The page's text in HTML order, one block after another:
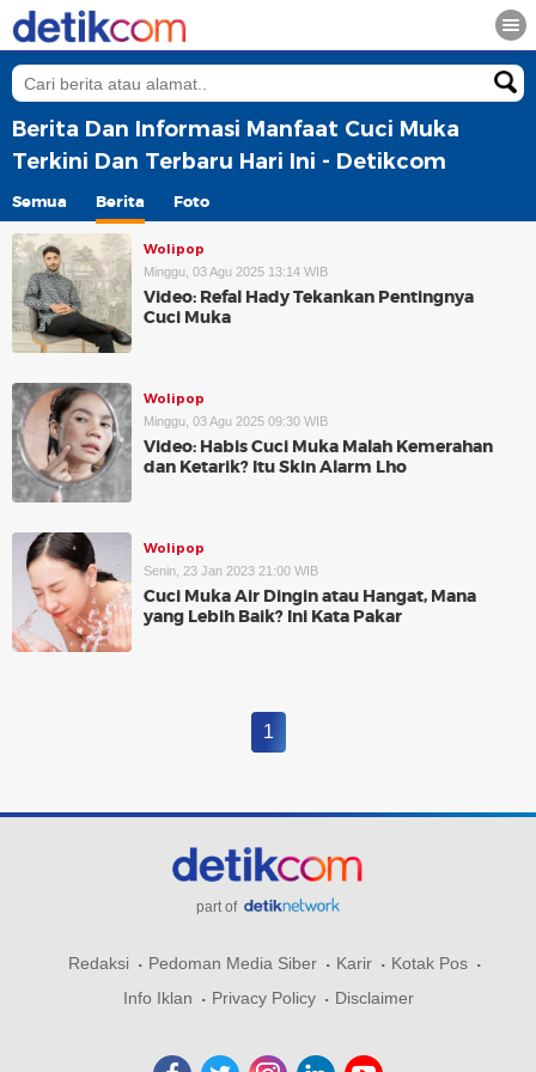
Berita Dan Informasi Manfaat Cuci Muka
Terkini Dan Terbaru Hari Ini - Detikcom
Semua Berita Foto
Wolipop
Minggu, 03 Agu 2025 13:14 WIB
Video: Refal Hady Tekankan Pentingnya
Cuci Muka
Wolipop
Minggu, 03 Agu 2025 09:30 WIB
Video: Habis Cuci Muka Malah Kemerahan
dan Ketarik? Itu Skin Alarm Lho
Wolipop
Senin, 23 Jan 2023 21:00 WIB
Cuci Muka Air Dingin atau Hangat, Mana
yang Lebih Baik? Ini Kata Pakar
1
part of
Redaksi Pedoman Media Siber Karir
Kotak Pos
Info Iklan
Privacy Policy Disclaimer